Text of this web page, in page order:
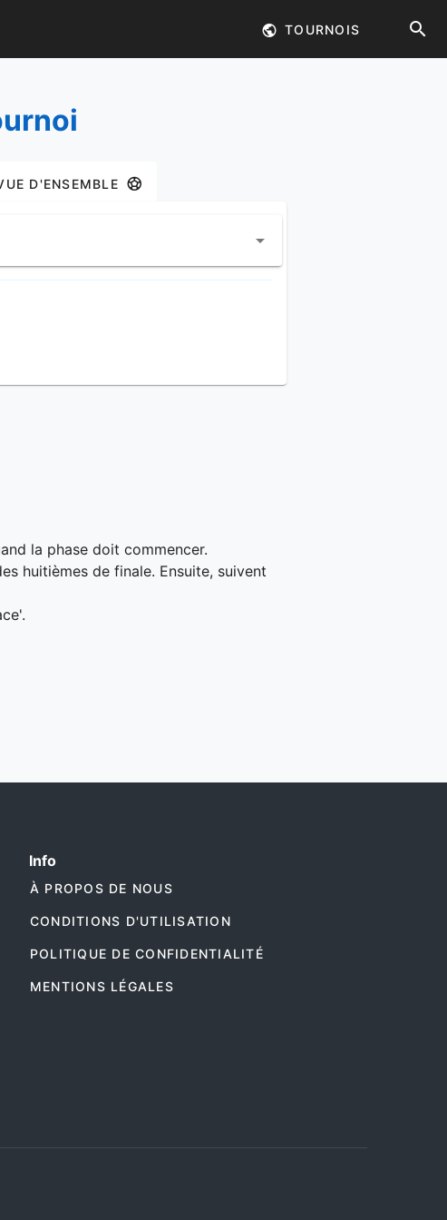
TOURNOIS
D'ENSEMBLE
la phase doit commencer.
huitièmes de finale. Ensuite, suivent
Info
À PROPOS DE NOUS
CONDITIONS D'UTILISATION
POLITIQUE DE CONFIDENTIALITÉ
MENTIONS LÉGALES